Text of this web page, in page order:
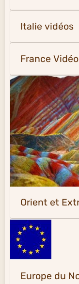
Italie vidéos
France
Orient et
Europe du